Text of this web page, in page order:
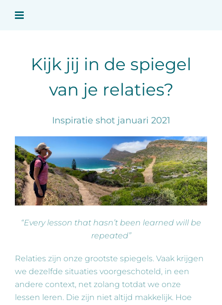
naar
Kijk jij in de spiegel
van je relaties?
Inspiratie shot januari 2021
“Every lesson that hasn’t been learned will be
repeated”
Relaties zijn onze grootste spiegels. Vaak krijgen
we dezelfde situaties voorgeschoteld, in een
andere context, net zolang totdat we onze
lessen leren. Die zijn niet altijd makkelijk. Hoe